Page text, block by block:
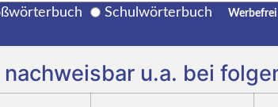
Schulwörterbuch Werbefrei
u.a. bei